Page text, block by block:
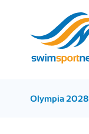
Olympia 2028